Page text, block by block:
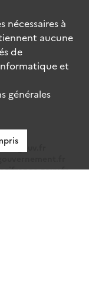
nécessaires à
aucune
de
et
générales